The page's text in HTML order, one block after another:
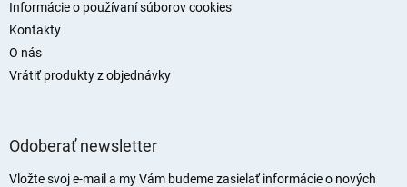
Informácie o používaní súborov cookies
Kontakty
O nás
Vrátiť produkty z objednávky
Odoberať newsletter
Vložte svoj e-mail a my Vám budeme zasielať informácie o nových